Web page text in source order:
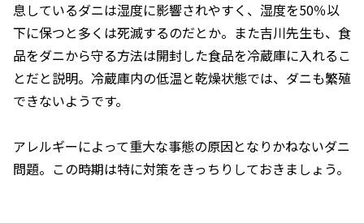
息しているダニは湿度に影響されやすく、湿度を50％以
下に保つと多くは死滅するのだとか。また吉川先生も、食
品をダニから守る方法は開封した食品を冷蔵庫に入れるこ
とだと説明。冷蔵庫内の低温と乾燥状態では、ダニも繁殖
できないようです。
アレルギーによって重大な事態の原因となりかねないダニ
問題。この時期は特に対策をきっちりしておきましょう。